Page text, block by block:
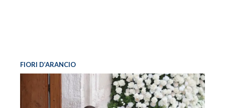
FIORI D’ARANCIO